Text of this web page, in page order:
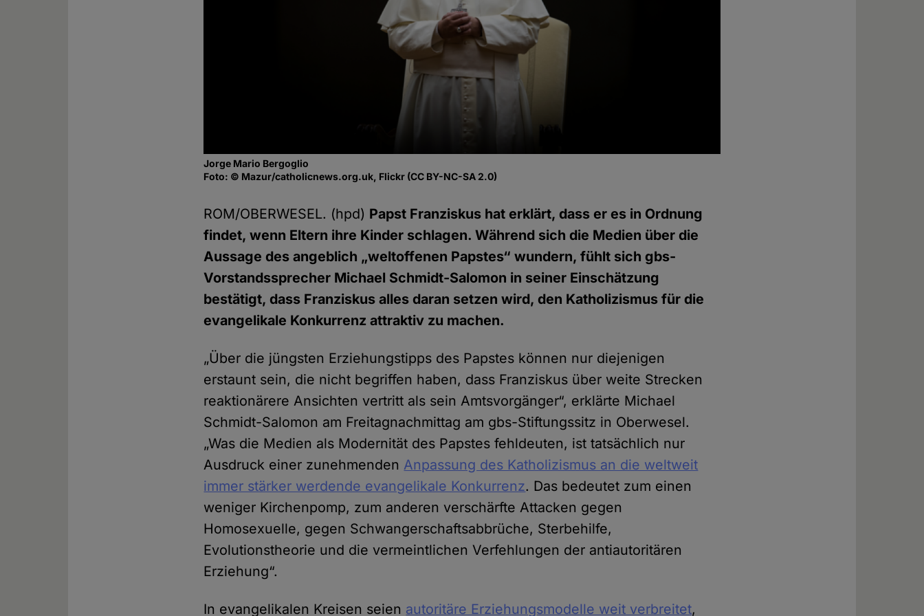
Jorge Mario Bergoglio
Foto: © Mazur/catholicnews.org.uk, Flickr (CC BY-NC-SA 2.0)
ROM/OBERWESEL. (hpd) Papst Franziskus hat erklärt, dass er es in Ordnung
findet, wenn Eltern ihre Kinder schlagen. Während sich die Medien über die
Aussage des angeblich „weltoffenen Papstes“ wundern, fühlt sich gbs-
Vorstandssprecher Michael Schmidt-Salomon in seiner Einschätzung
bestätigt, dass Franziskus alles daran setzen wird, den Katholizismus für die
evangelikale Konkurrenz attraktiv zu machen.
„Über die jüngsten Erziehungstipps des Papstes können nur diejenigen
erstaunt sein, die nicht begriffen haben, dass Franziskus über weite Strecken
reaktionärere Ansichten vertritt als sein Amtsvorgänger“, erklärte Michael
Schmidt-Salomon am Freitagnachmittag am gbs-Stiftungssitz in Oberwesel.
„Was die Medien als Modernität des Papstes fehldeuten, ist tatsächlich nur
Ausdruck einer zunehmendenAnpassung des Katholizismus an die weltweit
immer stärker werdende evangelikale Konkurrenz. Das bedeutet zum einen
weniger Kirchenpomp, zum anderen verschärfte Attacken gegen
Homosexuelle, gegen Schwangerschaftsabbrüche, Sterbehilfe,
Evolutionstheorie und die vermeintlichen Verfehlungen der antiautoritären
Erziehung“.
In evangelikalen Kreisen seien autoritäre Erziehungsmodelle weit verbreitet,